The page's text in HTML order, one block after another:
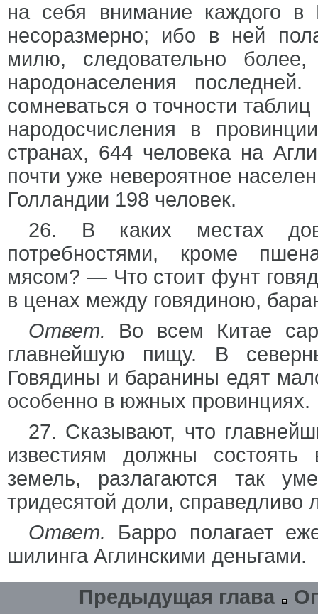
на себя внимание каждого в
несоразмерно; ибо в ней
милю, следовательно
народонаселения
сомневаться о точности
народосчисления в
странах, 644 человека на
почти уже невероятное
Голландии 198 человек.
26. В каких местах
потребностями, кроме
мясом? — Что стоит фунт
в ценах между говядиною,
Ответ. Во всем Китае
главнейшую пищу. В
Говядины и баранины едят
особенно в южных провинциях.
27. Сказывают, что
известиям должны
земель, разлагаются так
тридесятой доли, справедливо
Ответ. Барро полагает
шилинга Аглинскими деньгами.
Предыдущая глава